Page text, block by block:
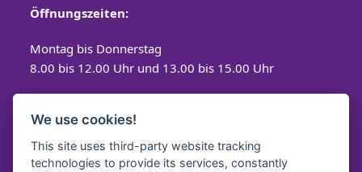
Öffnungszeiten:
Montag bis Donnerstag
8.00 bis 12.00 Uhr und 13.00 bis 15.00 Uhr
8.00 bis 12.00 Uhr
We use cookies!
This site uses third-party website tracking
technologies to provide its services, constantly